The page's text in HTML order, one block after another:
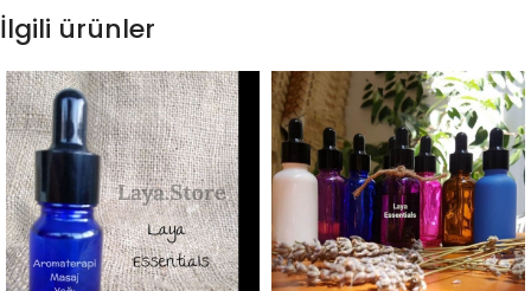
İlgili ürünler